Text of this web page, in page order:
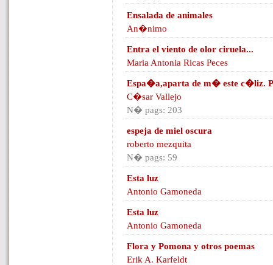
Ensalada de animales
An�nimo
Entra el viento de olor ciruela...
Maria Antonia Ricas Peces
Espa�a,aparta de m� este c�liz.
C�sar Vallejo
N� pags: 203
espeja de miel oscura
roberto mezquita
N� pags: 59
Esta luz
Antonio Gamoneda
Esta luz
Antonio Gamoneda
Flora y Pomona y otros poemas
Erik A. Karfeldt